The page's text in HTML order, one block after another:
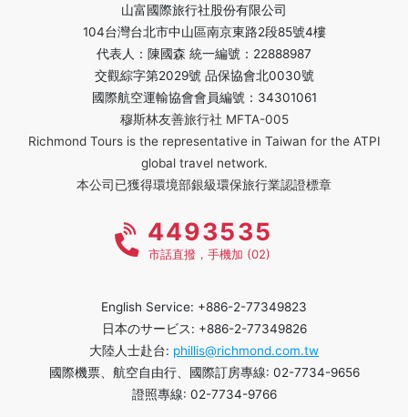
山富國際旅行社股份有限公司
104台灣台北市中山區南京東路2段85號4樓
代表人：陳國森 統一編號：22888987
交觀綜字第2029號 品保協會北0030號
國際航空運輸協會會員編號：34301061
穆斯林友善旅行社 MFTA-005
Richmond Tours is the representative in Taiwan for the ATPI
global travel network.
本公司已獲得環境部銀級環保旅行業認證標章
4493535
市話直撥，手機加 (02)
English Service: +886-2-77349823
日本のサービス: +886-2-77349826
大陸人士赴台: phillis@richmond.com.tw
國際機票、航空自由行、國際訂房專線: 02-7734-9656
證照專線: 02-7734-9766